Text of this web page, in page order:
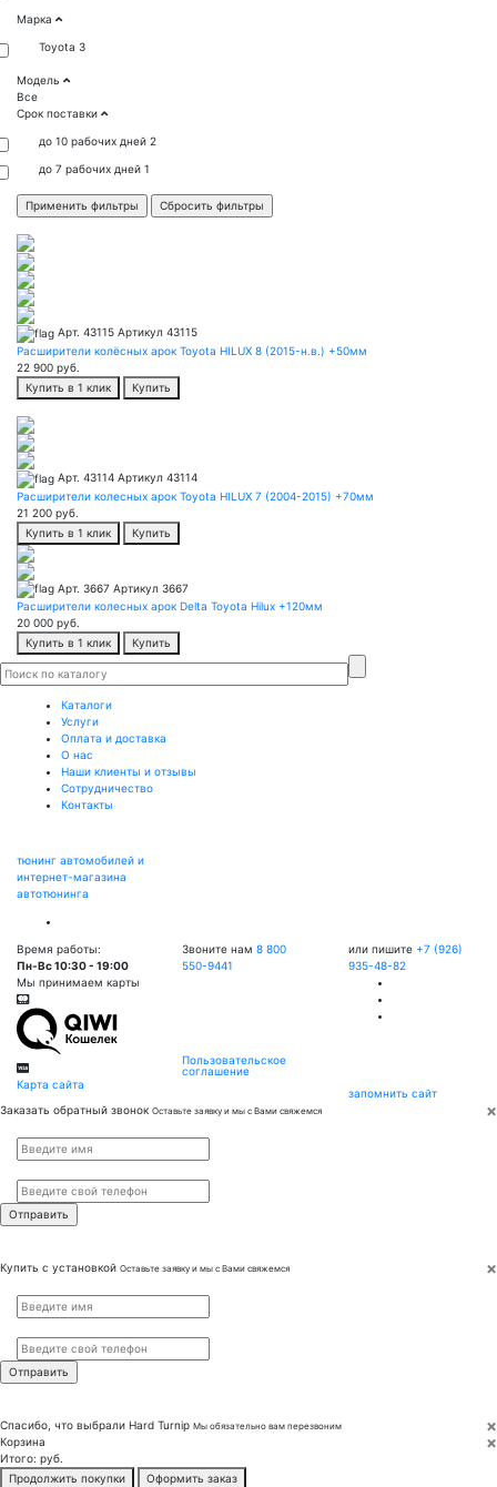
Марка
Toyota 3
Модель
Все
Срок поставки
до 10 рабочих дней 2
до 7 рабочих дней 1
Арт. 43115 Артикул 43115
Расширители колёсных арок Toyota HILUX 8 (2015-н.в.) +50мм
22 900 руб.
Купить в 1 клик
Купить
Арт. 43114 Артикул 43114
Расширители колесных арок Toyota HILUX 7 (2004-2015) +70мм
21 200 руб.
Купить в 1 клик
Купить
Арт. 3667 Артикул 3667
Расширители колесных арок Delta Toyota Hilux +120мм
20 000 руб.
Купить в 1 клик
Купить
Каталоги
Услуги
Оплата и доставка
О нас
Наши клиенты и отзывы
Сотрудничество
Контакты
тюнинг автомобилей и
интернет-магазина
автотюнинга
Время работы:
Пн-Вс 10:30 - 19:00
Мы принимаем карты
Карта сайта
Звоните нам 8 800
550-9441
Пользовательское
соглашение
или пишите +7 (926)
935-48-82
запомнить сайт
×
Заказать обратный звонок Оставьте заявку и мы с Вами свяжемся
×
Купить с установкой Оставьте заявку и мы с Вами свяжемся
×
Спасибо, что выбрали Hard Turnip Мы обязательно вам перезвоним
×
Корзина
Итого: руб.
Продолжить покупки
Оформить заказ